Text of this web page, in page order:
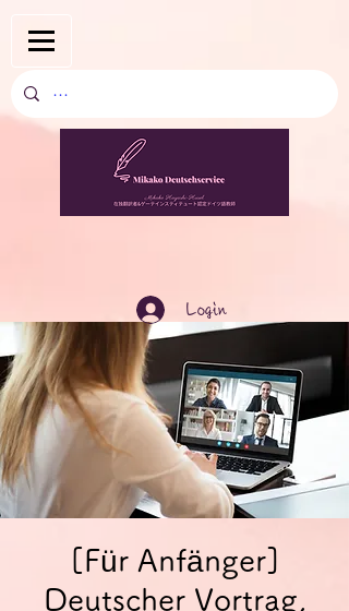
Login
[Für Anfänger]
Deutscher Vortrag,